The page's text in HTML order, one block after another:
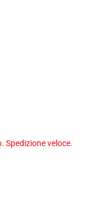
veloce.